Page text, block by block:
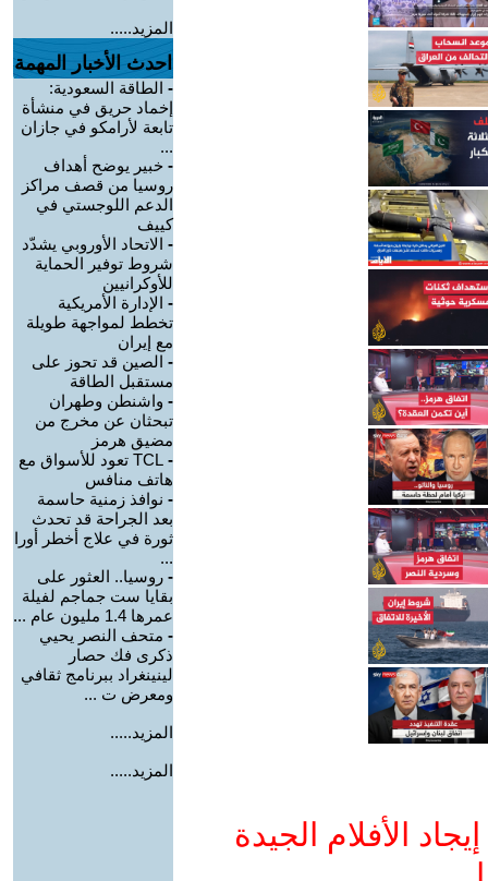
الأفلام الجيدة
المزيد.....
احدث الأخبار المهمة
- الطاقة السعودية:
إخماد حريق في منشأة
تابعة لأرامكو في جازان
...
- خبير يوضح أهداف
روسيا من قصف مراكز
الدعم اللوجستي في
كييف
- الاتحاد الأوروبي يشدّد
شروط توفير الحماية
للأوكرانيين
- الإدارة الأمريكية
تخطط لمواجهة طويلة
مع إيران
- الصين قد تحوز على
مستقبل الطاقة
- واشنطن وطهران
تبحثان عن مخرج من
مضيق هرمز
-
TCL تعود للأسواق مع
هاتف منافس
- نوافذ زمنية حاسمة
بعد الجراحة قد تحدث
ثورة في علاج أخطر أورا
...
- روسيا.. العثور على
بقايا ست جماجم لفيلة
عمرها 1.4 مليون عام ...
- متحف النصر يحيي
ذكرى فك حصار
لينينغراد ببرنامج ثقافي
ومعرض ت ...
المزيد.....
المزيد.....